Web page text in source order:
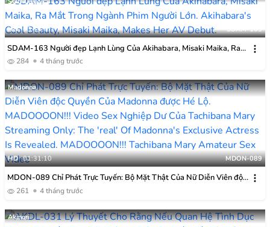
HD 03:14:47 SDAM-163
SDAM-163 Người đẹp Lạnh Lùng Của Akihabara, Misaki Maika, Ra
Mắt Trong Ngành Phim Người Lớn.
284 4 tháng trước
Madonna
HD 01:31:10 MDON-089
MDON-089 Chỉ Phát Trực Tuyến: Bộ Mặt Thật Của Nữ Diễn Viên độc
Quyền Của Madonna được Hé Lộ. MADOOOON!!! Video Sex Nghiệp
261 4 tháng trước
Akinori